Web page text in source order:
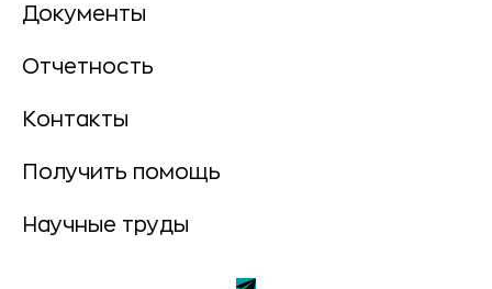
Документы
Отчетность
Контакты
Получить помощь
Научные труды